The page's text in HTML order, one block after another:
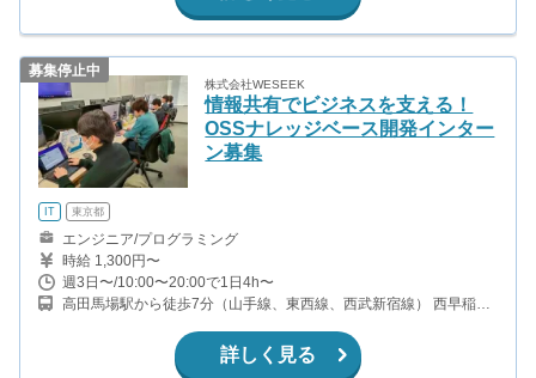
募集停止中
株式会社WESEEK
情報共有でビジネスを支える！
OSSナレッジベース開発インター
ン募集
IT 東京都
エンジニア/プログラミング
時給 1,300円〜
週3日〜/10:00〜20:00で1日4h〜
高田馬場駅から徒歩7分（山手線、東西線、西武新宿線） 西早稲田
詳しく見る